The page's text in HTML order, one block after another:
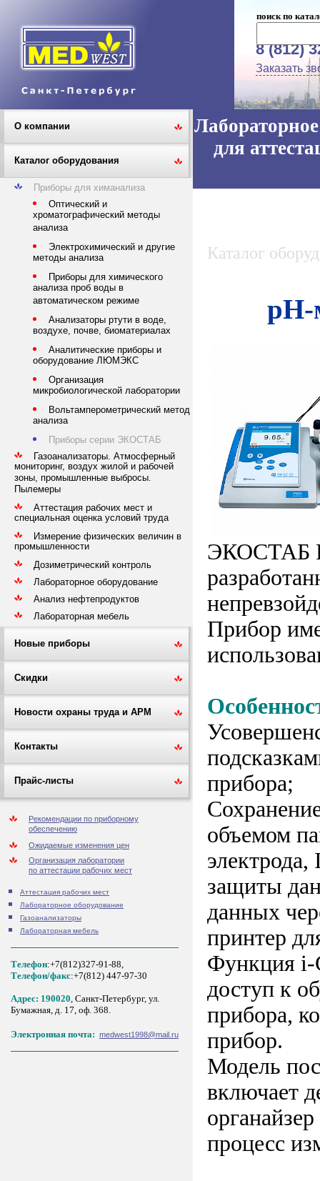
поиск по
8 (812)
Заказать
О компании
Каталог оборудования
Приборы для химанализа
Оптический и
хроматографический методы
анализа
Электрохимический и другие
методы анализа
Приборы для химического
анализа проб воды в
автоматическом режиме
Анализаторы ртути в воде,
воздухе, почве, биоматериалах
Аналитические приборы и
оборудование ЛЮМЭКС
Организация
микробиологической лаборатории
Вольтамперометрический метод
анализа
Приборы серии ЭКОСТАБ
Газоанализаторы. Атмосферный
мониторинг, воздух жилой и рабочей
зоны, промышленные выбросы.
Пылемеры
Аттестация рабочих мест и
специальная оценка условий труда
Измерение физических величин в
промышленности
Дозиметрический контроль
Лабораторное оборудование
Анализ нефтепродуктов
Лабораторная мебель
Новые приборы
Скидки
Новости охраны труда и АРМ
Контакты
Прайс-листы
Рекомендации по приборному
обеспечению
Ожидаемые изменения цен
Организация лаборатории
по аттестации рабочих мест
Аттестация рабочих мест
Лабораторное оборудование
Газоанализаторы
Лабораторная мебель
Телефон:+7(812)327-91-88,
Tелефон/факс:+7(812) 447-97-30
Адрес: 190020, Санкт-Петербург, ул.
Бумажная, д. 17, оф. 368.
Электронная почта: medwest1998@mail.ru
для
Каталог
рН-
ЭКОСТАБ
Прибор
прибора;
объемом
защиты
данных
принтер
Функция i-
доступ к
прибора,
прибор.
Модель
включает
процесс